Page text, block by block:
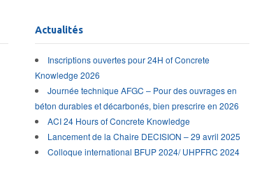
Actualités
Inscriptions ouvertes pour 24H of Concrete
Knowledge 2026
Journée technique AFGC – Pour des ouvrages en
béton durables et décarbonés, bien prescrire en 2026
ACI 24 Hours of Concrete Knowledge
Lancement de la Chaire DECISION – 29 avril 2025
Colloque international BFUP 2024/ UHPFRC 2024